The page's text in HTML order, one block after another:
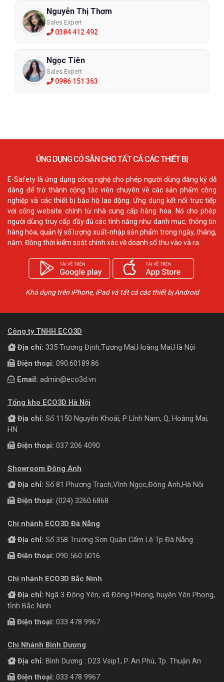
Nguyễn Thị Thơm
Sales Expert
0384 412 492
Ngọc Tiên
Sales Expert
0986 151 363
ỨNG DỤNG CÓ SẴN CHO TẤT CẢ CÁC THIẾT BỊ
E-Safety là ứng dụng công nghệ cho phép người dùng đăng ký dễ
dàng để trở thành cộng tác viên chuyên về các sản phẩm công
nghiệp và các thiết bị bảo hộ lao động. Ứng dụng kết nối trực tiếp
với cổng website chính từ nhà cung cấp hàng hóa. Nó cho phép
người dùng truy cấp đầy đủ các tính năng như danh mục, thông tin
hàng hóa, quản lý số lượng xuất-nhập sản phẩm trong ngày, tháng,
năm. Đồng thời kiểm soát chính xác về doanh số thu vào và ra.
Khả dụng trên iPhone, iPad và tất cả các thiết bị Android
Công ty TNHH ECO3D
Địa chỉ: 335 Trương Định,Tương Mai,Hoàng Mai,Hà Nội
Điện thoại: 090.60189.86
Email: admin@eco3d.vn
Tổng kho ECO3D Hà Nội
Địa chỉ: Số 1150 Nguyễn Khoái, P Lĩnh Nam, Q, Hoàng Mai,
HN
Điện thoại: 037 206 4090
Showroom Đông Anh
Địa chỉ: Số 81 Phương Trạch,Vĩnh Ngọc,Đông Anh,Hà Nội
Điện thoại: (024) 3260.6868
Chi nhánh ECO3D Đà Nẵng
Địa chỉ: Số 358 Trường Sơn Quận Cẩm Lệ Tp Đà Nẵng
Điện thoại: 090 560 5016
Chi nhánh ECO3D Bắc Ninh
Địa chỉ: Ngã 3 Đông Yên, xã Đông PHong, huyện Yên Phong,
tỉnh Bắc Ninh
Điện thoại: 033 478 9967
Chi Nhánh Bình Dương
Địa chỉ: Bình Dương : D23 Vsip1, P. An Phú, Tp. Thuận An
Điện thoại: 033 478 9967